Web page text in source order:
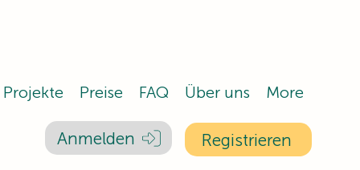
Projekte Preise FAQ Über uns More
Anmelden Registrieren